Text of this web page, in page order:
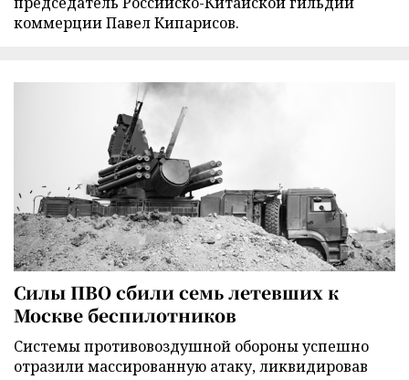
коммерции Павел Кипарисов.
Силы ПВО сбили семь летевших к
Москве беспилотников
Cистемы противовоздушной обороны успешно
отразили массированную атаку, ликвидировав